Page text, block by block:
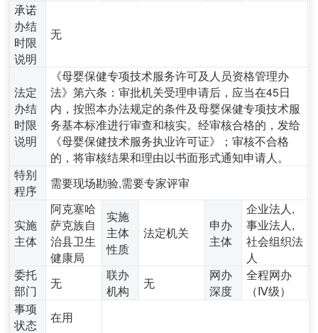
承诺
办结
时限
说明
无
法定
办结
时限
说明
《母婴保健专项技术服务许可及人员资格管理办
法》第六条：审批机关受理申请后，应当在45日
内，按照本办法规定的条件及母婴保健专项技术服
务基本标准进行审查和核实。经审核合格的，发给
《母婴保健技术服务执业许可证》；审核不合格
的，将审核结果和理由以书面形式通知申请人。
特别
程序
需要现场勘验,需要专家评审
实施
主体
阿克塞哈
萨克族自
治县卫生
健康局
实施
主体
性质
法定机关
申办
主体
企业法人,
事业法人,
社会组织法
人
委托
部门
无
联办
机构
无
网办
深度
全程网办
（Ⅳ级）
事项
状态
在用